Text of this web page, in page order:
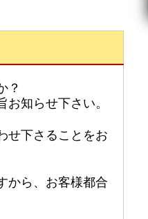
？
知らせ下さい。
せ下さることをお
から、お客様都合